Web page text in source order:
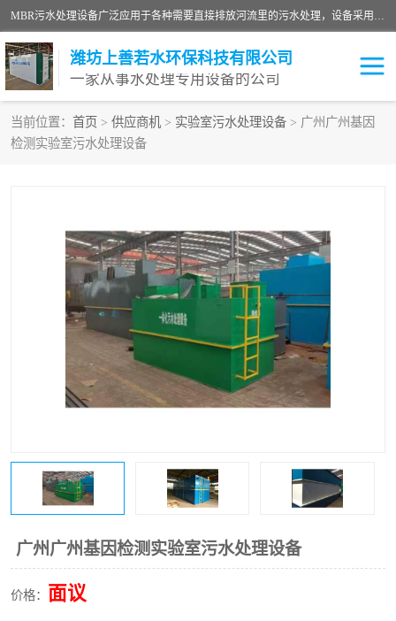
MBR污水处理设备广泛应用于各种需要直接排放河流里的污水处理，设备采用膜生物反应器（Membrane Bioreactor,简称MBR〕技术，取代了传统工艺中的二沉池，它可以*地进行固液分离，得到直接使用的稳定中水，又可在生物池内维持高浓度的微生物量，工艺剩余污泥少，极有效地去除氨氮，出水悬浮物和浊度接近于零，出水中细菌和病毒被大幅度去除，能耗低，占地面积小。
潍坊上善若水环保科技有限公司
一家从事水处理专用设备的公司
当前位置： 首页 > 供应商机 > 实验室污水处理设备 > 广州广州基因
检测实验室污水处理设备
广州广州基因检测实验室污水处理设备
价格： 面议
污水处理设备
洗涤污水处理设备 实验室污水处理设备
诊所门诊污水处理设备 臭氧消毒设备
养殖污水处理设备 屠宰污水处理设备
一体化污水处理设备 食品制造业污水处理设备
医院辐射污水衰变池